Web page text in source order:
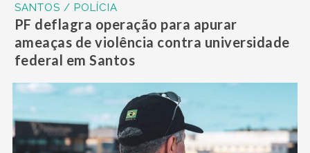
SANTOS / POLÍCIA
PF deflagra operação para apurar
ameaças de violência contra universidade
federal em Santos